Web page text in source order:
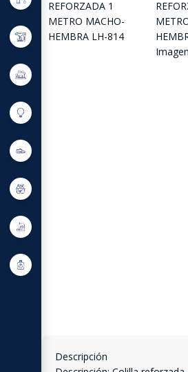
Descripción